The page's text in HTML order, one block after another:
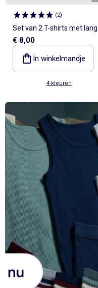
(2)
Set van 2 T-shirts met lange
mouwen
€ 8,00
In winkelmandje
4 kleuren